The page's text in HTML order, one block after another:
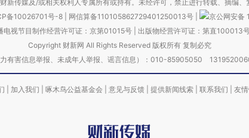
新传媒及/或相关权利人专属所有或持有。未经许可，禁止进行转载、摘编、
备10026701号-8 网信算备110105862729401250013号
京公网安备
电视节目制作经营许可证：京第01015号| 出版物经营许可证：第直100013
Copyright 财新网 All Rights Reserved 版权所有 复制必究
有害信息举报、未成年人举报、谣言信息）：010-85905050
加入我们 啄木鸟公益基金会 意见与反馈 提供新闻线索 联系我们 友